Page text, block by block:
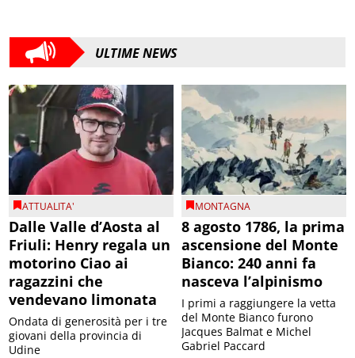
ULTIME NEWS
ATTUALITA'
Dalle Valle d’Aosta al
Friuli: Henry regala un
motorino Ciao ai
ragazzini che
vendevano limonata
Ondata di generosità per i tre
giovani della provincia di
Udine
MONTAGNA
8 agosto 1786, la prima
ascensione del Monte
Bianco: 240 anni fa
nasceva l’alpinismo
I primi a raggiungere la vetta
del Monte Bianco furono
Jacques Balmat e Michel
Gabriel Paccard